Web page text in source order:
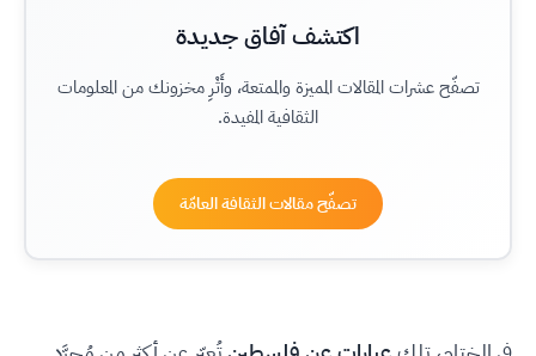
اكتشف آفاق جديدة
تصفّح عشرات المقالات المميزة والممتعة، وأَثْرِ مخزونك من المعلومات
الثقافية المفيدة.
تصفّح مقالات الثقافة العامّة